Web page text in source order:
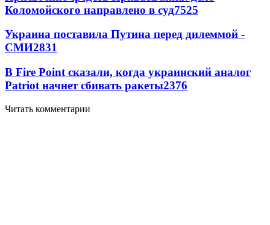
Коломойского направлено в суд7525
Украина поставила Путина перед дилеммой -
СМИ2831
В Fire Point сказали, когда украинский аналог
Patriot начнет сбивать ракеты2376
Читать комментарии